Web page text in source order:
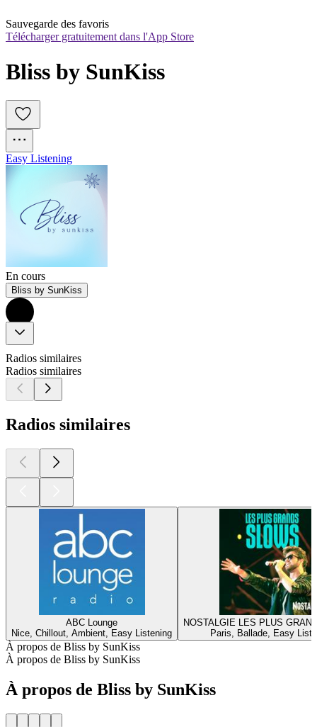
Sauvegarde des favoris
Télécharger gratuitement dans l'App Store
Bliss by SunKiss
Easy Listening
En cours
Bliss by SunKiss
Radios similaires
Radios similaires
Radios similaires
ABC Lounge
Nice, Chillout, Ambient, Easy Listening
NOSTALGIE LES PLUS
Paris, Ballade, Easy
À propos de Bliss by SunKiss
À propos de Bliss by SunKiss
À propos de Bliss by SunKiss